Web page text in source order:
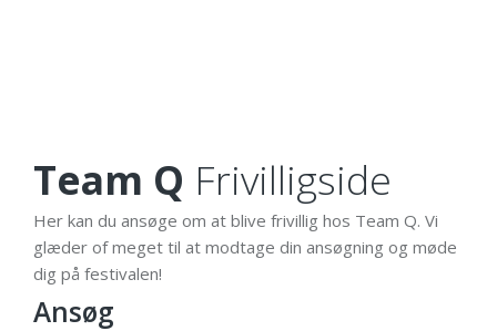
Team Q Frivilligside
Her kan du ansøge om at blive frivillig hos Team Q. Vi
glæder of meget til at modtage din ansøgning og møde
dig på festivalen!
Ansøg